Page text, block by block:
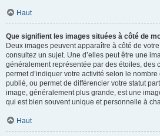
Haut
Que signifient les images situées à côté de
Deux images peuvent apparaître à côté de
consultez un sujet. Une d’elles peut être une
généralement représentée par des étoiles, des
permet d’indiquer votre activité selon le
publié, ou permet de différencier votre statut
image, généralement plus grande, est une
qui est bien souvent unique et personnelle à
Haut